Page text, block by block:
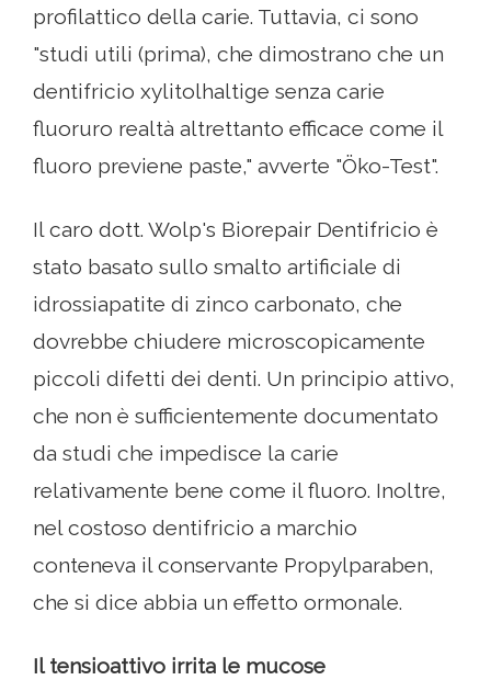
profilattico della carie. Tuttavia, ci sono
"studi utili (prima), che dimostrano che un
dentifricio xylitolhaltige senza carie
fluoruro realtà altrettanto efficace come il
fluoro previene paste," avverte "Öko-Test".
Il caro dott. Wolp's Biorepair Dentifricio è
stato basato sullo smalto artificiale di
idrossiapatite di zinco carbonato, che
dovrebbe chiudere microscopicamente
piccoli difetti dei denti. Un principio attivo,
che non è sufficientemente documentato
da studi che impedisce la carie
relativamente bene come il fluoro. Inoltre,
nel costoso dentifricio a marchio
conteneva il conservante Propylparaben,
che si dice abbia un effetto ormonale.
Il tensioattivo irrita le mucose